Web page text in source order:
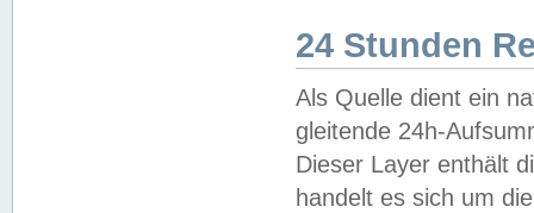
24 Stunden
Als Quelle dient ein
gleitende 24h-
Dieser Layer enthält
handelt es sich um